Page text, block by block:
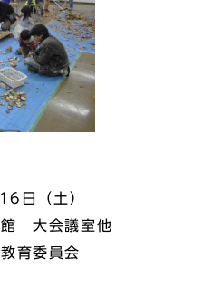
16日（土）
大会議室他
育委員会